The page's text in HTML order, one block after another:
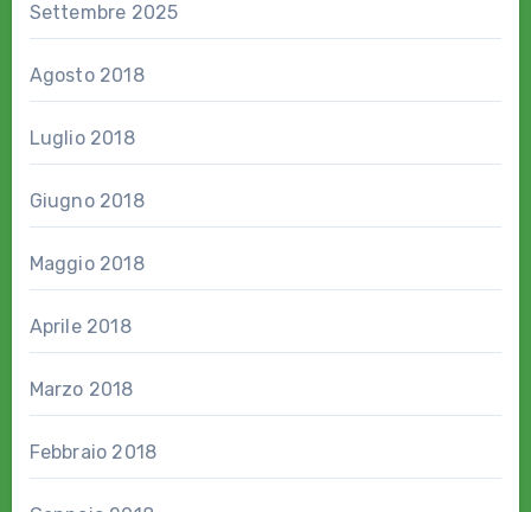
Settembre 2025
Agosto 2018
Luglio 2018
Giugno 2018
Maggio 2018
Aprile 2018
Marzo 2018
Febbraio 2018